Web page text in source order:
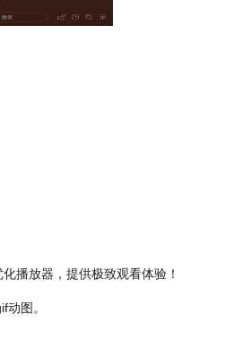
播放器，提供极致观看体验！
图。